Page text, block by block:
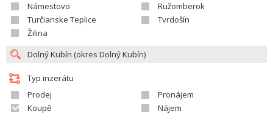
Námestovo
Ružomberok
Turčianske Teplice
Tvrdošín
Žilina
Typ inzerátu
Prodej
Pronájem
Koupě
Nájem